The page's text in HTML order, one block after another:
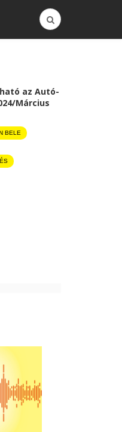
az Autó-
Március
BELE